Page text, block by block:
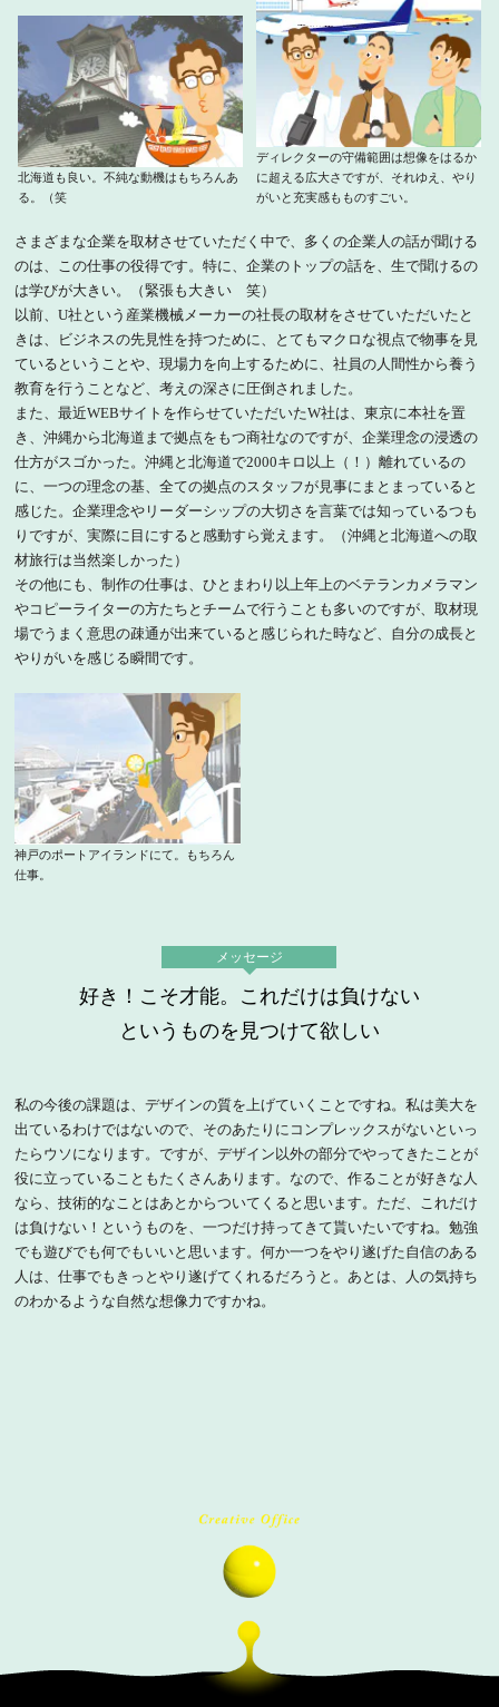
北海道も良い。不純な動機はもちろんあ
る。（笑
ディレクターの守備範囲は想像をはるか
に超える広大さですが、それゆえ、やり
がいと充実感もものすごい。
さまざまな企業を取材させていただく中で、多くの企業人の話が聞ける
のは、この仕事の役得です。特に、企業のトップの話を、生で聞けるの
は学びが大きい。（緊張も大きい 笑）
以前、U社という産業機械メーカーの社長の取材をさせていただいたと
きは、ビジネスの先見性を持つために、とてもマクロな視点で物事を見
ているということや、現場力を向上するために、社員の人間性から養う
教育を行うことなど、考えの深さに圧倒されました。
また、最近WEBサイトを作らせていただいたW社は、東京に本社を置
き、沖縄から北海道まで拠点をもつ商社なのですが、企業理念の浸透の
仕方がスゴかった。沖縄と北海道で2000キロ以上（！）離れているの
に、一つの理念の基、全ての拠点のスタッフが見事にまとまっていると
感じた。企業理念やリーダーシップの大切さを言葉では知っているつも
りですが、実際に目にすると感動すら覚えます。（沖縄と北海道への取
材旅行は当然楽しかった）
その他にも、制作の仕事は、ひとまわり以上年上のベテランカメラマン
やコピーライターの方たちとチームで行うことも多いのですが、取材現
場でうまく意思の疎通が出来ていると感じられた時など、自分の成長と
やりがいを感じる瞬間です。
神戸のポートアイランドにて。もちろん
仕事。
メッセージ
好き！こそ才能。これだけは負けない
というものを見つけて欲しい
私の今後の課題は、デザインの質を上げていくことですね。私は美大を
出ているわけではないので、そのあたりにコンプレックスがないといっ
たらウソになります。ですが、デザイン以外の部分でやってきたことが
役に立っていることもたくさんあります。なので、作ることが好きな人
なら、技術的なことはあとからついてくると思います。ただ、これだけ
は負けない！というものを、一つだけ持ってきて貰いたいですね。勉強
でも遊びでも何でもいいと思います。何か一つをやり遂げた自信のある
人は、仕事でもきっとやり遂げてくれるだろうと。あとは、人の気持ち
のわかるような自然な想像力ですかね。